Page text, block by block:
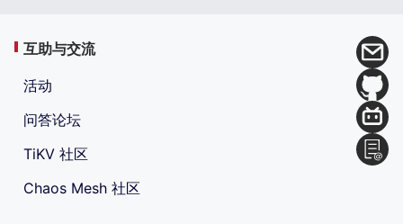
互助与交流
活动
问答论坛
TiKV 社区
Chaos Mesh 社区